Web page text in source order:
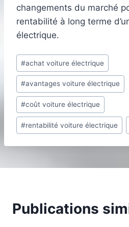
changements du marché
rentabilité à long terme
électrique.
Étiquettes
de
la
publication :
#achat voiture électrique
#avantages voiture électrique
#coût voiture électrique
#rentabilité voiture électrique
Publications